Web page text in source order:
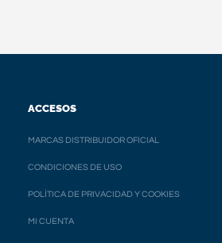
ACCESOS
MARCAS DISTRIBUIDOR OFICIAL
CONDICIONES DE USO
POLÍTICA DE PRIVACIDAD Y COOKIES
MI CUENTA